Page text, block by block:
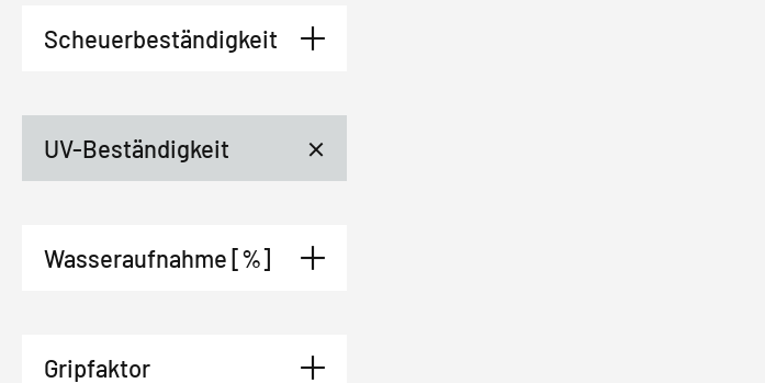
Scheuerbeständigkeit
UV-Beständigkeit
Wasseraufnahme [%]
Gripfaktor